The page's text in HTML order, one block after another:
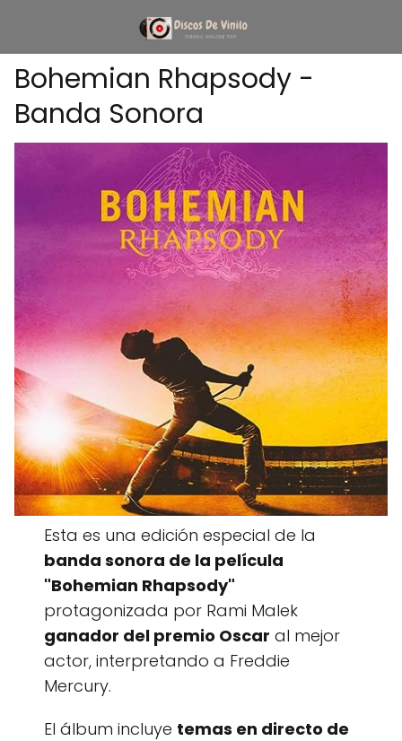
Bohemian Rhapsody -
Banda Sonora
Esta es una edición especial de la
banda sonora de la película
"Bohemian Rhapsody"
protagonizada por Rami Malek
ganador del premio Oscar al mejor
actor, interpretando a Freddie
Mercury.
El álbum incluye temas en directo de